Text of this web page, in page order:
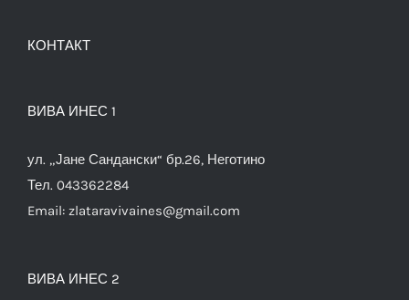
КОНТАКТ
ВИВА ИНЕС 1
ул. „Јане Сандански“ бр.26, Неготино
Тел. 043362284
Email: zlataravivaines@gmail.com
ВИВА ИНЕС 2